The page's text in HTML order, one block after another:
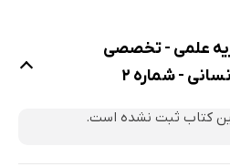
علمی - تخصصی
- شماره 2
کتاب ثبت نشده است.